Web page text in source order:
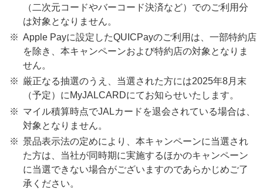
（二次元コードやバーコード決済など）でのご利用分
は対象となりません。
Apple Payに設定したQUICPayのご利用は、一部特約店
を除き、本キャンペーンおよび特約店の対象となりま
せん。
厳正なる抽選のうえ、当選された方には2025年8月末
（予定）にMyJALCARDにてお知らせいたします。
マイル積算時点でJALカードを退会されている場合は、
対象となりません。
景品表示法の定めにより、本キャンペーンに当選され
た方は、当社が同時期に実施するほかのキャンペーン
に当選できない場合がございますのであらかじめご了
承ください。